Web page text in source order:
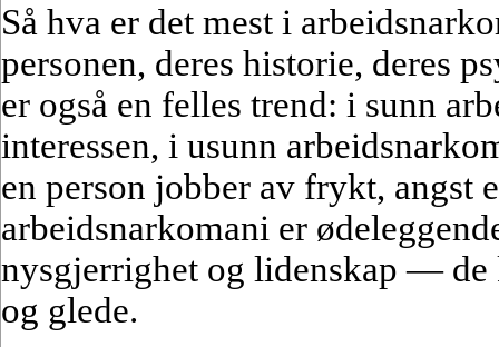
Så hva er det mest i
personen, deres historie, deres
er også en felles trend: i sunn
interessen, i usunn
en person jobber av frykt, angst
arbeidsnarkomani er
nysgjerrighet og lidenskap —
og glede.